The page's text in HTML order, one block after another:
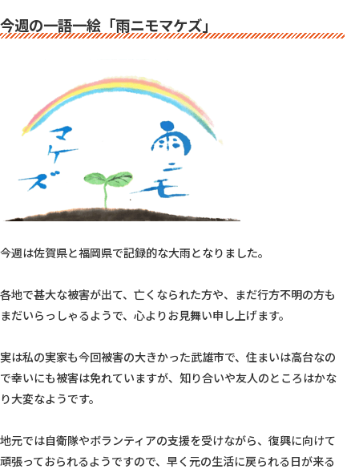
今週の一語一絵「雨ニモマケズ」
今週は佐賀県と福岡県で記録的な大雨となりました。
各地で甚大な被害が出て、亡くなられた方や、まだ行方不明の方も
まだいらっしゃるようで、心よりお見舞い申し上げます。
実は私の実家も今回被害の大きかった武雄市で、住まいは高台なの
で幸いにも被害は免れていますが、知り合いや友人のところはかな
り大変なようです。
地元では自衛隊やボランティアの支援を受けながら、復興に向けて
頑張っておられるようですので、早く元の生活に戻られる日が来る